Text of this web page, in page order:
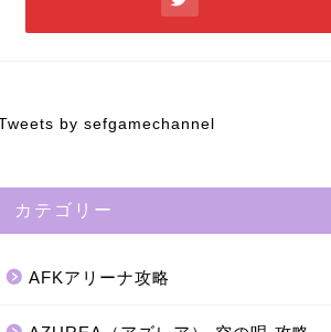
by sefgamechannel
カテゴリー
AFKアリーナ攻略